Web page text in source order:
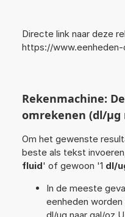
Directe link naar deze
https://www.eenheden-
Rekenmachine:
omrekenen (dl/µg
Om het gewenste
beste als tekst
fluid' of gewoon '1 dl/
In de meeste
eenheden
dl/ug naar gal/oz